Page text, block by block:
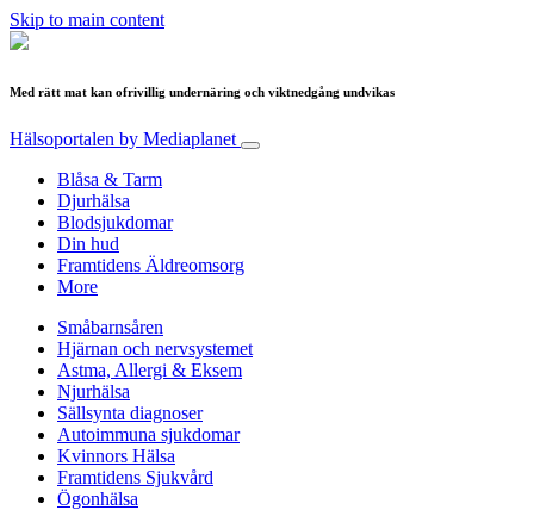
Skip to main content
Med rätt mat kan ofrivillig undernäring och viktnedgång undvikas
Hälsoportalen by Mediaplanet
Blåsa & Tarm
Djurhälsa
Blodsjukdomar
Din hud
Framtidens Äldreomsorg
More
Småbarnsåren
Hjärnan och nervsystemet
Astma, Allergi & Eksem
Njurhälsa
Sällsynta diagnoser
Autoimmuna sjukdomar
Kvinnors Hälsa
Framtidens Sjukvård
Ögonhälsa